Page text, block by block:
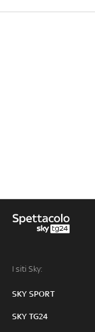
I siti Sky:
SKY SPORT
SKY TG24